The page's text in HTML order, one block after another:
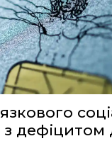
дефіцитом